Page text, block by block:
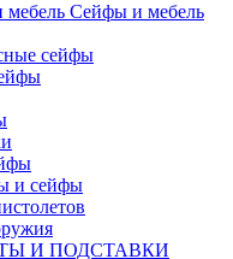
Сейфы и мебель
сейфы
и сейфы
И ПОДСТАВКИ